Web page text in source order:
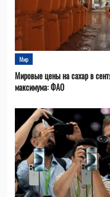
Мир
Мировые цены на сахар в
максимума: ФАО